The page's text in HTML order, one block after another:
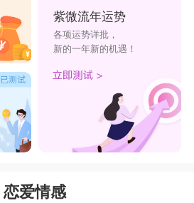
紫微流年运势
各项运势详批，
新的一年新的机遇！
恋爱情感